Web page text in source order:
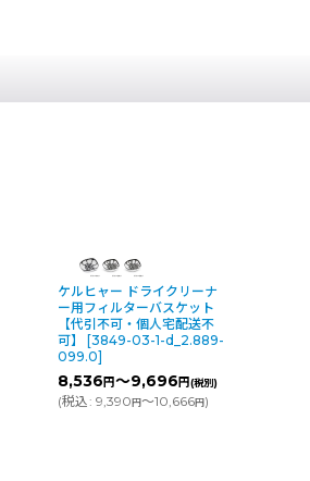
ケルヒャー 車用ノズル 【代
引不可・個人宅配送不可】
3966-03-1-d_2.889-
356.0]
3,168円
(税込: 3,485円～4,330円)